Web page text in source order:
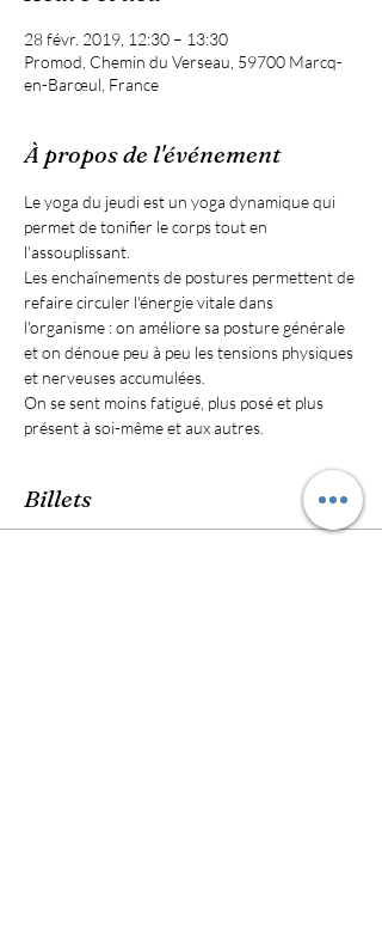
28 févr. 2019, 12:30 – 13:30
Promod, Chemin du Verseau, 59700 Marcq-
en-Barœul, France
À propos de l'événement
Le yoga du jeudi est un yoga dynamique qui
permet de tonifier le corps tout en
l'assouplissant.
Les enchaînements de postures permettent de
refaire circuler l'énergie vitale dans
l'organisme : on améliore sa posture générale
et on dénoue peu à peu les tensions physiques
et nerveuses accumulées.
On se sent moins fatigué, plus posé et plus
présent à soi-même et aux autres.
Billets